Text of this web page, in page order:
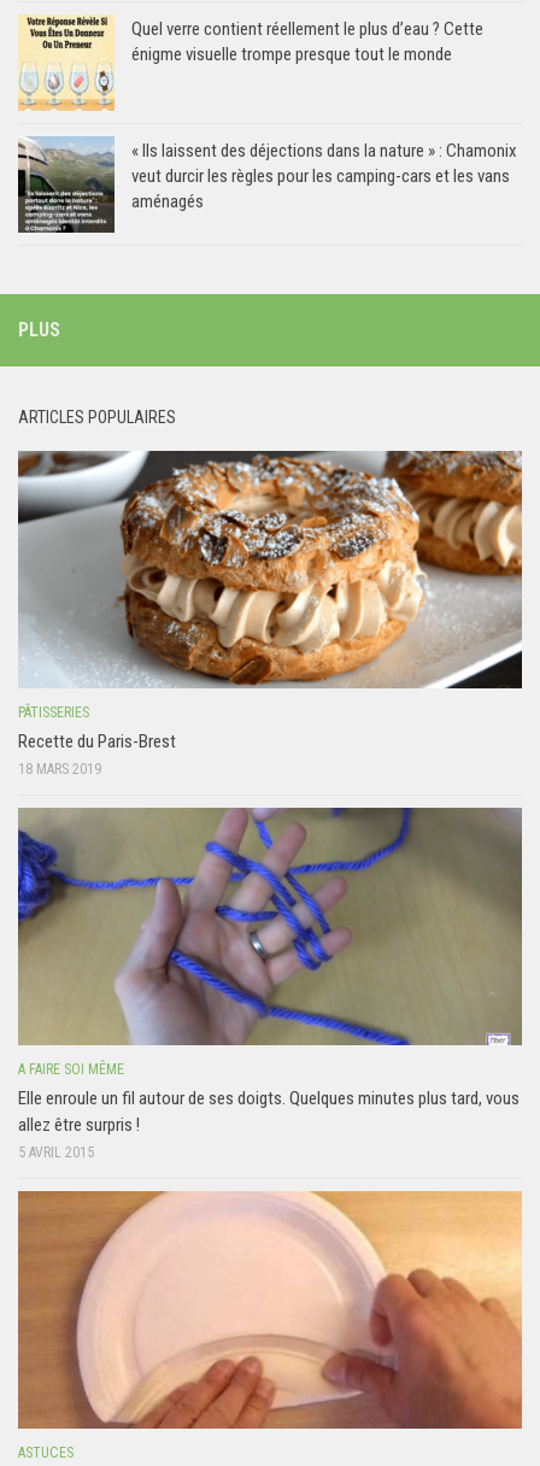
Quel verre contient réellement le plus d’eau ? Cette
énigme visuelle trompe presque tout le monde
« Ils laissent des déjections dans la nature » : Chamonix
veut durcir les règles pour les camping-cars et les vans
aménagés
PLUS
ARTICLES POPULAIRES
PÂTISSERIES
Recette du Paris-Brest
18 MARS 2019
A FAIRE SOI MÊME
Elle enroule un fil autour de ses doigts. Quelques minutes plus tard, vous
allez être surpris !
5 AVRIL 2015
ASTUCES